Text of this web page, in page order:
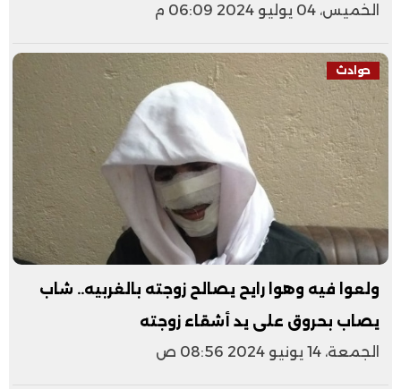
الخميس، 04 يوليو 2024 06:09 م
حوادث
ولعوا فيه وهوا رايح يصالح زوجته بالغربيه.. شاب
يصاب بحروق على يد أشقاء زوجته
الجمعة، 14 يونيو 2024 08:56 ص